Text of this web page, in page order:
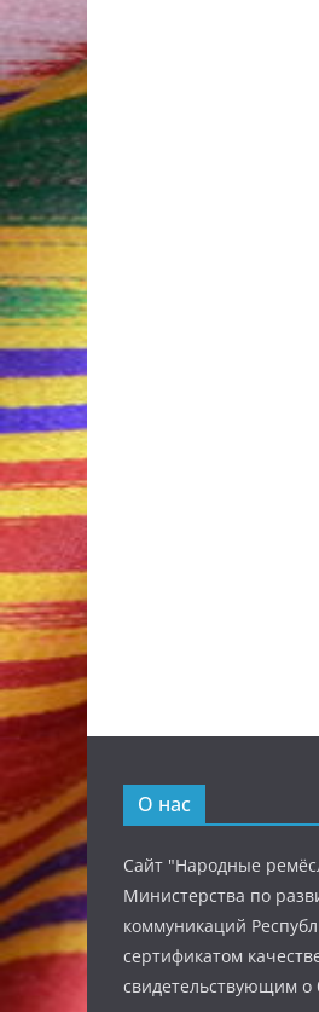
О нас
Сайт "Народные
Министерства по
коммуникаций
сертификатом
свидетельствующим о